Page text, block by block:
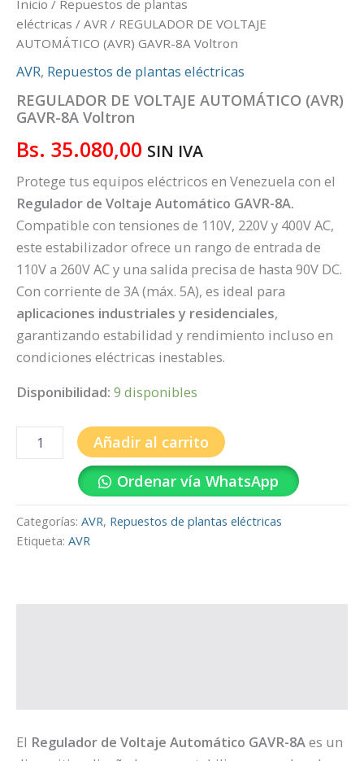
Inicio / Repuestos de plantas
eléctricas / AVR / REGULADOR DE VOLTAJE
AUTOMÁTICO (AVR) GAVR-8A Voltron
AVR, Repuestos de plantas eléctricas
REGULADOR DE VOLTAJE AUTOMÁTICO (AVR)
GAVR-8A Voltron
Bs. 35.080,00 SIN IVA
Protege tus equipos eléctricos en Venezuela con el
Regulador de Voltaje Automático GAVR-8A.
Compatible con tensiones de 110V, 220V y 400V AC,
este estabilizador ofrece un rango de entrada de
110V a 260V AC y una salida precisa de hasta 90V DC.
Con corriente de 3A (máx. 5A), es ideal para
aplicaciones industriales y residenciales,
garantizando estabilidad y rendimiento incluso en
condiciones eléctricas inestables.
Disponibilidad: 9 disponibles
Añadir al carrito
Ordenar vía WhatsApp
Categorías: AVR, Repuestos de plantas eléctricas
Etiqueta: AVR
El Regulador de Voltaje Automático GAVR-8Aes un